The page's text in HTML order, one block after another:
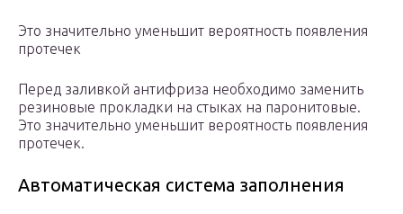
Это значительно уменьшит вероятность появления
протечек
Перед заливкой антифриза необходимо заменить
резиновые прокладки на стыках на паронитовые.
Это значительно уменьшит вероятность появления
протечек.
Автоматическая система заполнения